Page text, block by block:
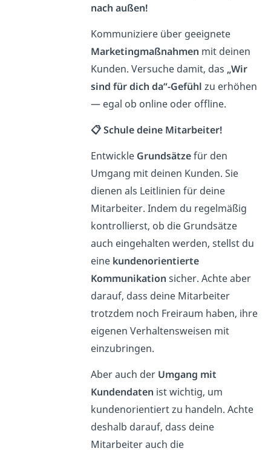
nach außen!
Kommuniziere über geeignete
Marketingmaßnahmen mit deinen
Kunden. Versuche damit, das „Wir
sind für dich da“-Gefühl zu erhöhen
— egal ob online oder offline.
📋 Schule deine Mitarbeiter!
Entwickle Grundsätzefür den
Umgang mit deinen Kunden. Sie
dienen als Leitlinien für deine
Mitarbeiter. Indem du regelmäßig
kontrollierst, ob die Grundsätze
auch eingehalten werden, stellst du
eine kundenorientierte
Kommunikation sicher. Achte aber
darauf, dass deine Mitarbeiter
trotzdem noch Freiraum haben, ihre
eigenen Verhaltensweisen mit
einzubringen.
Aber auch der Umgang mit
Kundendaten ist wichtig, um
kundenorientiert zu handeln. Achte
deshalb darauf, dass deine
Mitarbeiter auch die